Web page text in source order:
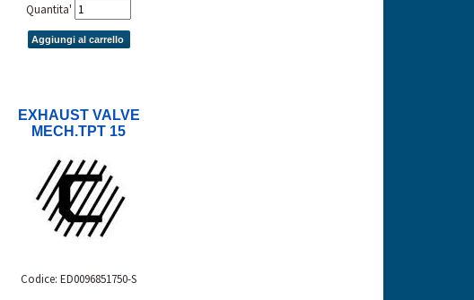
Quantita'
Aggiungi al carrello
EXHAUST VALVE
MECH.TPT 15
Codice: ED0096851750-S